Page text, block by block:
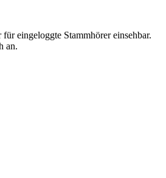
eingeloggte Stammhörer einsehbar.
an.